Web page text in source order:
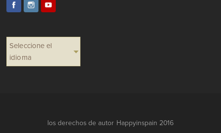
Seleccione el
idioma
los derechos de autor Happyinspain 2016